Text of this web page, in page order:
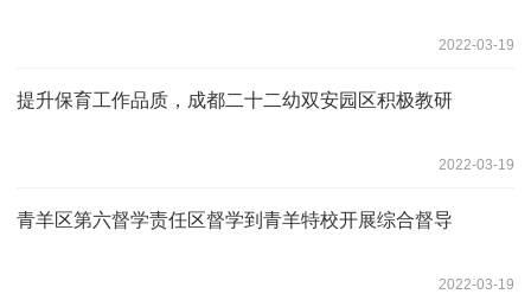
2022-03-19
提升保育工作品质，成都二十二幼双安园区积极教研
2022-03-19
青羊区第六督学责任区督学到青羊特校开展综合督导
2022-03-19